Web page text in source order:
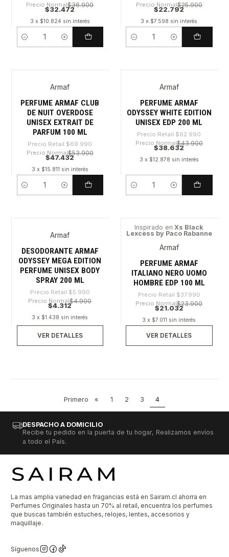
Precio Normal$36.900
$32.472
3 x $10.824 sin interés
Cantidad
Precio Normal$25.900
$22.792
3 x $7.598 sin interés
Cantidad
Nuevo
Armaf
PERFUME ARMAF CLUB
DE NUIT OVERDOSE
UNISEX EXTRAIT DE
PARFUM 100 ML
Precio Retail $69.990
Precio Normal$53.900
$47.432
3 x $15.811 sin interés
Cantidad
Armaf
PERFUME ARMAF
ODYSSEY WHITE EDITION
UNISEX EDP 200 ML
Precio Retail $62.990
Precio Normal$43.900
$38.632
3 x $12.878 sin interés
Cantidad
Agotado
Armaf
DESODORANTE ARMAF
ODYSSEY MEGA EDITION
PERFUME UNISEX BODY
SPRAY 200 ML
Precio Retail $5.990
Precio Normal$4.900
$4.312
3 x $1.438 sin interés
VER DETALLES
-44%
Inspirado en Xs Black
Lexcess by Paco Rabanne
Armaf
PERFUME ARMAF
ITALIANO NERO UOMO
HOMBRE EDP 100 ML
Precio Retail $37.990
Precio Normal$23.900
$21.032
3 x $7.011 sin interés
VER DETALLES
Primero « 1 2 3 4
DESPACHO A DOMICILIO
Recibe tu pedido en la puerta de tu hogar, Realizamos envíos
a todo el País.
La mas amplia variedad en fragancias está en Sairam.cl ahorra en
Perfumes Originales hasta un 70% al retail, encuentra los perfumes
que buscas también estuches, relojes, lentes, accesorios y
maquillaje.
Síguenos